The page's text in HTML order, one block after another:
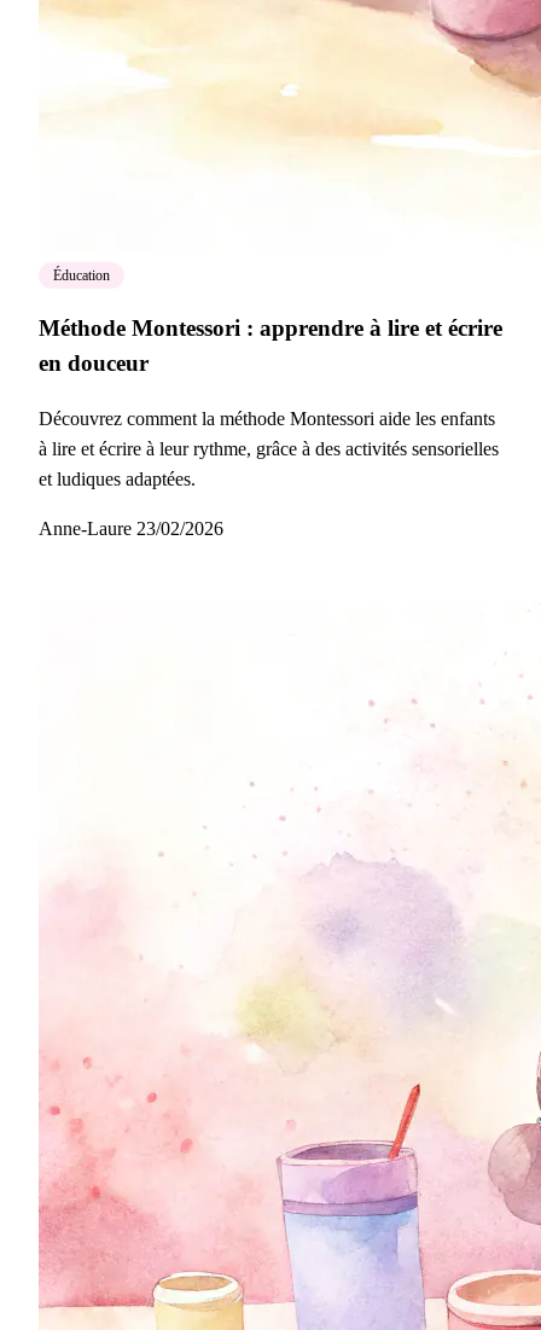
Éducation
Méthode Montessori : apprendre à lire et écrire
en douceur
Découvrez comment la méthode Montessori aide les enfants
à lire et écrire à leur rythme, grâce à des activités sensorielles
et ludiques adaptées.
Anne-Laure 23/02/2026